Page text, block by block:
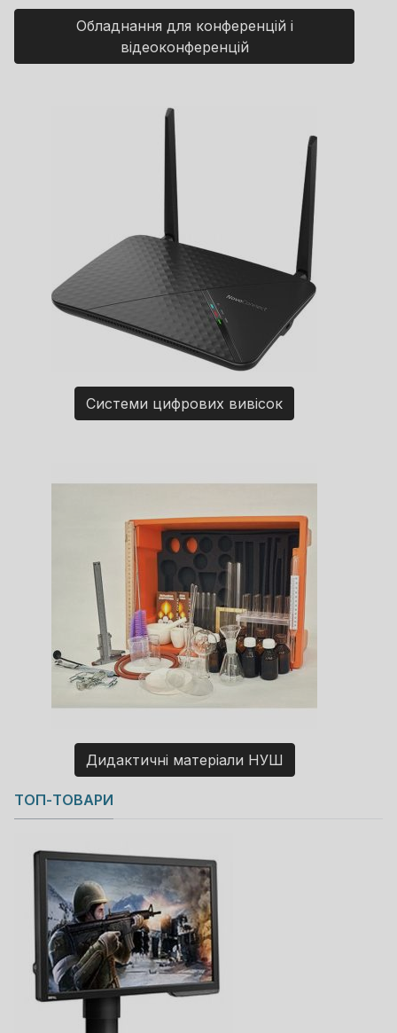
Обладнання для конференцій і
відеоконференцій
Системи цифрових вивісок
Дидактичні матеріали НУШ
Copyright MAXXmarketing GmbH
JoomShopping Download & Support
ТОП-ТОВАРИ